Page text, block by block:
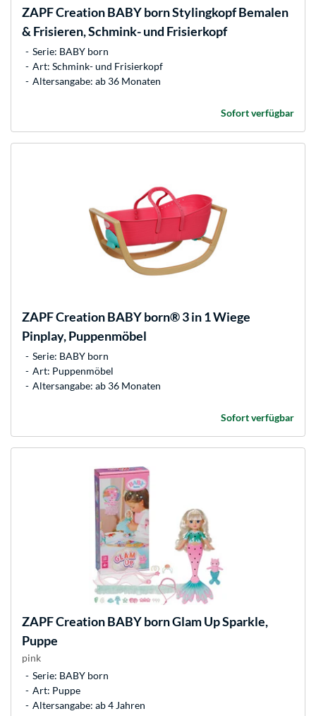
ZAPF CreationBABY born Stylingkopf Bemalen
& Frisieren, Schmink- und Frisierkopf
Serie: BABY born
Art: Schmink- und Frisierkopf
Altersangabe: ab 36 Monaten
Sofort verfügbar
ZAPF CreationBABY born® 3 in 1 Wiege
Pinplay, Puppenmöbel
Serie: BABY born
Art: Puppenmöbel
Altersangabe: ab 36 Monaten
Sofort verfügbar
ZAPF CreationBABY born Glam Up Sparkle,
Puppe
pink
Serie: BABY born
Art: Puppe
Altersangabe: ab 4 Jahren